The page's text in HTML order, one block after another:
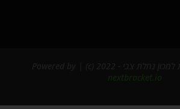
nextbracket.io